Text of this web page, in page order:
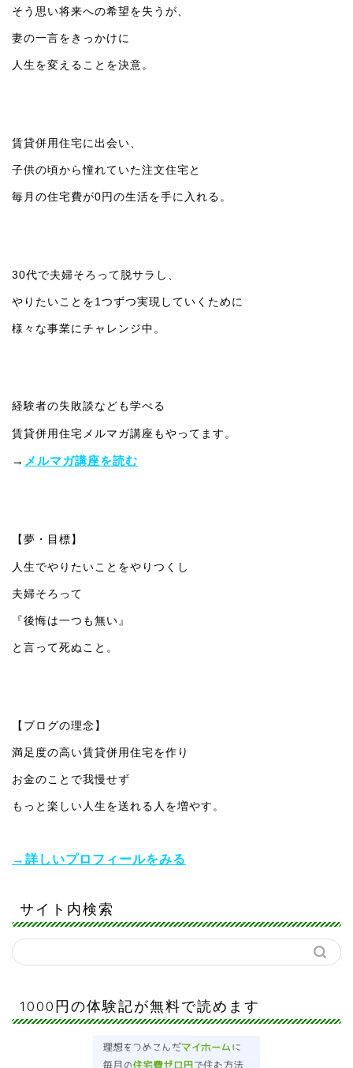
そう思い将来への希望を失うが、
妻の一言をきっかけに
人生を変えることを決意。
賃貸併用住宅に出会い、
子供の頃から憧れていた注文住宅と
毎月の住宅費が0円の生活を手に入れる。
30代で夫婦そろって脱サラし、
やりたいことを1つずつ実現していくために
様々な事業にチャレンジ中。
経験者の失敗談なども学べる
賃貸併用住宅メルマガ講座もやってます。
→ メルマガ講座を読む
【夢・目標】
人生でやりたいことをやりつくし
夫婦そろって
『後悔は一つも無い』
と言って死ぬこと。
【ブログの理念】
満足度の高い賃貸併用住宅を作り
お金のことで我慢せず
もっと楽しい人生を送れる人を増やす。
→詳しいプロフィールをみる
サイト内検索
1000円の体験記が無料で読めます